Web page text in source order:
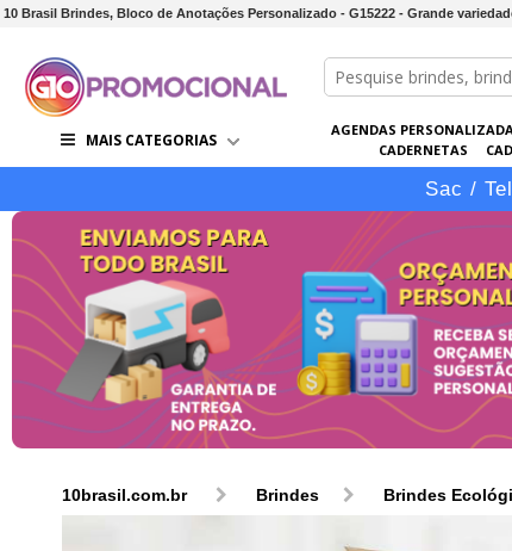
10 Brasil Brindes, Bloco de Anotações Personalizado - G15222 - Grande
MAIS CATEGORIAS
AGENDAS
CADERNETAS
CONJUNTOS DE BRINDES
Sac /
10brasil.com.br Brindes Brindes